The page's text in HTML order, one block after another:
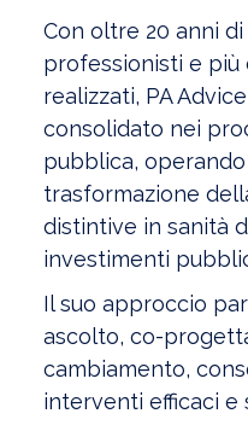
Con oltre 20 anni
professionisti e più
realizzati, PA
consolidato nei
pubblica,
trasformazione
distintive in sanità
investimenti
Il suo approccio
ascolto, co-
cambiamento,
interventi efficaci e